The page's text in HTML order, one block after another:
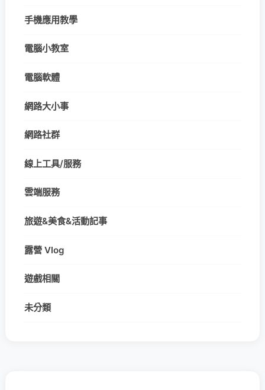
手機應用教學
電腦小教室
電腦軟體
網路大小事
網路社群
線上工具/服務
雲端服務
旅遊&美食&活動記事
露營 Vlog
遊戲相關
未分類